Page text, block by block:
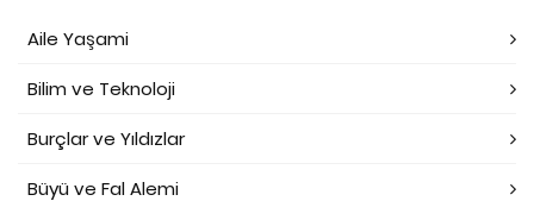
Aile Yaşami
Bilim ve Teknoloji
Burçlar ve Yıldızlar
Büyü ve Fal Alemi